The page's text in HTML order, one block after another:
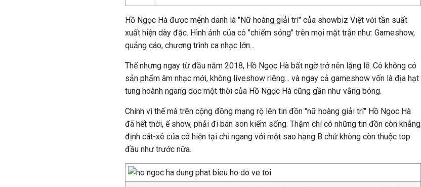
Hồ Ngọc Hà được mệnh danh là "Nữ hoàng giải trí" của showbiz Việt với tần suất
xuất hiện dày đặc. Hình ảnh của cô "chiếm sóng" trên mọi mặt trận như: Gameshow,
quảng cáo, chương trình ca nhạc lớn...
Thế nhưng ngay từ đầu năm 2018, Hồ Ngọc Hà bất ngờ trở nên lặng lẽ. Cô không có
sản phẩm âm nhạc mới, không liveshow riêng... và ngay cả gameshow vốn là địa hạt
tung hoành ngang dọc một thời của Hồ Ngọc Hà cũng gần như vắng bóng.
Chính vì thế mà trên cộng đồng mạng rộ lên tin đồn "nữ hoàng giải trí" Hồ Ngọc Hà
đã hết thời, ế show, phải đi bán son kiếm sống. Thậm chí có những tin đồn còn khẳng
định cát-xê của cô hiện tại chỉ ngang với một sao hạng B chứ không còn thuộc top
đầu như trước nữa.